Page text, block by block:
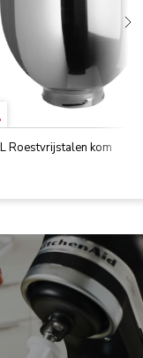
Roestvrijstalen kom